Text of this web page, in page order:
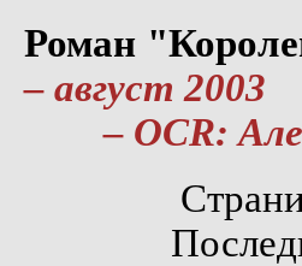
Роман
– август 2003
– OCR: